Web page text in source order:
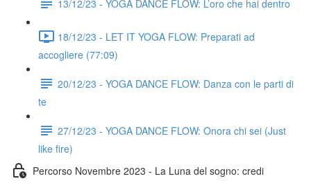
13/12/23 - YOGA DANCE FLOW: L’oro che hai dentro
18/12/23 - LET IT YOGA FLOW: Preparati ad
accogliere (77:09)
20/12/23 - YOGA DANCE FLOW: Danza con le parti di
te
27/12/23 - YOGA DANCE FLOW: Onora chi sei (Just
like fire)
Percorso Novembre 2023 - La Luna del sogno: credi